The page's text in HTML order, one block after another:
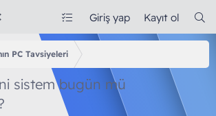
Giriş yap Kayıt ol
PC Tavsiyeleri
sistem bugün mü